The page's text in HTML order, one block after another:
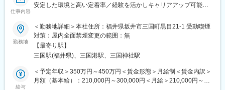
◆ポジションの魅力
性は非常に高く、それらの管理を担う設備技術課のエンジニアは
製造所のキーパーソンです。ひとつひとつの生産設備は長く使用
されるので、ご自身が担当した業務の内容がいつまでも残り、充
実感も高い仕事です。
◆同社について
国内屈指の歴史と実績をもつアルミニウムメーカー2社（古河スカ
仕事内容
安定した環境と高い定着率／経験を活かしキャリアアップ可能】
当社は大手メーカーの基幹工場内にて、アルミ製品の出荷管理業
務を担当する事務職を募集しています。製造現場と物流現場をつ
なぐハブとして、出荷や在庫の調整、輸出関連の手続きなど、サ
プライチェーン全体の円滑な運用を支えます。出荷管理や物流事
務のご経験を活かして、安定した職場で長期的にご活躍いただけ
ます。
■業務詳細
勤務地
＜勤務地詳細＞本社住所：福井県坂井市三国町黒目21-1 受動喫煙
対策：屋内全面禁煙変更の範囲：無
【最寄り駅】
三国駅(福井県)、三国港駅、三国神社駅
給与
＜予定年収＞350万円～450万円＜賃金形態＞月給制＜賃金内訳＞
月額（基本給）：210,000円～300,000円＜月給＞210,000円～